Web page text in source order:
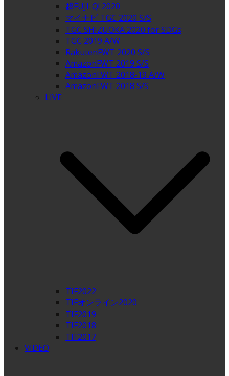
超FUJI-Q! 2020
マイナビ TGC 2020 S/S
TGC SHIZUOKA 2020 for SDGs
TGC 2019 A/W
RakutenFWT 2020 S/S
AmazonFWT 2019 S/S
AmazonFWT 2018-19 A/W
AmazonFWT 2018 S/S
LIVE
TIF2022
TIFオンライン2020
TIF2019
TIF2018
TIF2017
VIDEO